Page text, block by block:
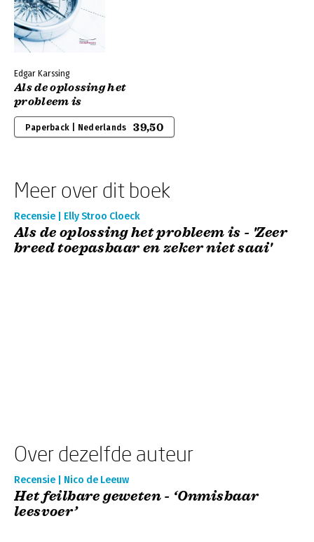
Edgar Karssing
Als de oplossing het
probleem is
Paperback | Nederlands 39,50
Meer over dit boek
Recensie | Elly Stroo Cloeck
Als de oplossing het probleem is - 'Zeer
breed toepasbaar en zeker niet saai'
Over dezelfde auteur
Recensie | Nico de Leeuw
Het feilbare geweten - ‘Onmisbaar
leesvoer’